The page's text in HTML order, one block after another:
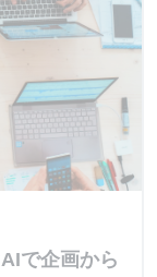
で企画から